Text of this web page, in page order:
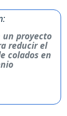
un proyecto
reducir el
colados en